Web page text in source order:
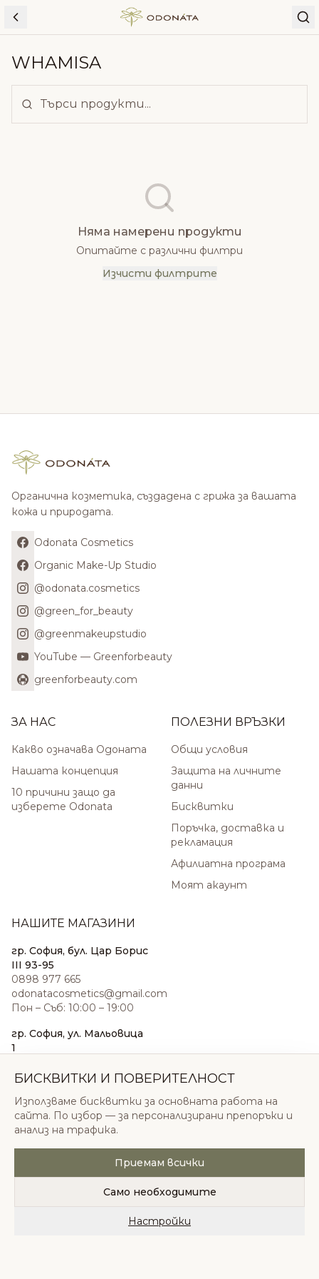
Skip to content
WHAMISA
Няма намерени продукти
Опитайте с различни филтри
Изчисти филтрите
Органична козметика, създадена с грижа за вашата
кожа и природата.
Odonata Cosmetics
Organic Make-Up Studio
@odonata.cosmetics
@green_for_beauty
@greenmakeupstudio
YouTube — Greenforbeauty
greenforbeauty.com
ЗА НАС
Какво означава Одоната
Нашата концепция
10 причини защо да
изберете Odonata
ПОЛЕЗНИ ВРЪЗКИ
Общи условия
Защита на личните
данни
Бисквитки
Поръчка, доставка и
рекламация
Афилиатна програма
Моят акаунт
НАШИТЕ МАГАЗИНИ
гр. София, бул. Цар Борис
III 93-95
0898 977 665
odonatacosmetics@gmail.com
Пон – Съб: 10:00 – 19:00
гр. София, ул. Мальовица
1
sales@odonatacosmetics.com
Нед: 11:00 – 18:00
© 2026 Одоната Козметикс ООД. Всички права
запазени.
Политика за поверителностОбщи условия
БИСКВИТКИ И ПОВЕРИТЕЛНОСТ
Използваме бисквитки за основната работа на
сайта. По избор — за персонализирани препоръки и
анализ на трафика.
Приемам всички
Само необходимите
Настройки